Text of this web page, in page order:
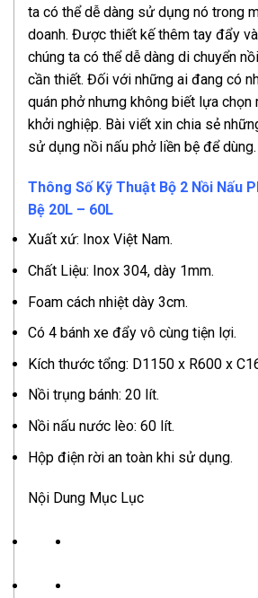
ta có thể dễ dàng sử dụng nó trong
doanh. Được thiết kế thêm tay đẩy
chúng ta có thể dễ dàng di chuyển
cần thiết. Đối với những ai đang có
quán phở nhưng không biết lựa chọn
khởi nghiệp. Bài viết xin chia sẻ
sử dụng nồi nấu phở liền bệ để dùng.
Thông Số Kỹ Thuật Bộ 2 Nồi Nấu
Bệ 20L – 60L
Xuất xứ: Inox Việt Nam.
Chất Liệu: Inox 304, dày 1mm.
Foam cách nhiệt dày 3cm.
Có 4 bánh xe đẩy vô cùng tiện lợi.
Kích thước tổng: D1150 x R600 x
Nồi trụng bánh: 20 lít.
Nồi nấu nước lèo: 60 lít.
Hộp điện rời an toàn khi sử dụng.
Nội Dung Mục Lục